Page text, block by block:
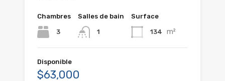
Chambres
3
Salles de bain
1
Surface
134 m²
Disponible
$63,000